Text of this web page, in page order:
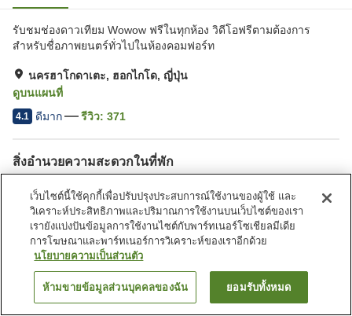
รับชมช่องดาวเทียม Wowow ฟรีในทุกห้อง วิดีโอฟรีตามต้องการ
สำหรับชื่อภาพยนตร์ทั่วไปในห้องคอมฟอร์ท
นครฮาโกดาเตะ, ฮอกไกโด, ญี่ปุ่น
ดูบนแผนที่
4.1 ดีมาก รีวิว: 371
สิ่งอำนวยความสะดวกในที่พัก
ตู้จำหน่ายอัตโนมัติ
บริการซักผ้า (มีค่าบริการ)
หน้าแรก ญี่ปุ่น ฮอกไกโด
นครฮาโกดาเตะ
Route-Inn Grantia Hakodate Goryokaku
ค้นหาห้องพัก
เว็บไซต์นี้ใช้คุกกี้เพื่อปรับปรุงประสบการณ์ใช้งานของผู้ใช้ และ
วิเคราะห์ประสิทธิภาพและปริมาณการใช้งานบนเว็บไซต์ของเรา
เรายังแบ่งปันข้อมูลการใช้งานไซต์กับพาร์ทเนอร์โซเชียลมีเดีย
การโฆษณาและพาร์ทเนอร์การวิเคราะห์ของเราอีกด้วย
นโยบายความเป็นส่วนตัว
ห้ามขายข้อมูลส่วนบุคคลของฉัน ยอมรับทั้งหมด